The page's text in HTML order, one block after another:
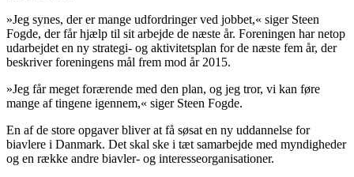
»Jeg synes, der er mange udfordringer ved jobbet,« siger Steen
Fogde, der får hjælp til sit arbejde de næste år. Foreningen har netop
udarbejdet en ny strategi- og aktivitetsplan for de næste fem år, der
beskriver foreningens mål frem mod år 2015.
»Jeg får meget forærende med den plan, og jeg tror, vi kan føre
mange af tingene igennem,« siger Steen Fogde.
En af de store opgaver bliver at få søsat en ny uddannelse for
biavlere i Danmark. Det skal ske i tæt samarbejde med myndigheder
og en række andre biavler- og interesseorganisationer.